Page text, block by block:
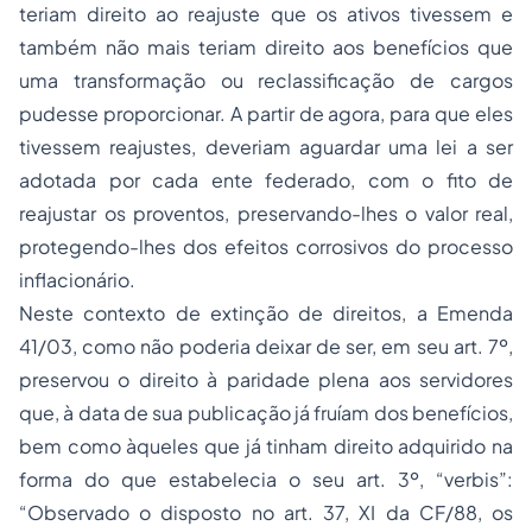
teriam direito ao reajuste que os ativos tivessem e
também não mais teriam direito aos benefícios que
uma transformação ou reclassificação de cargos
pudesse proporcionar. A partir de agora, para que eles
tivessem reajustes, deveriam aguardar uma lei a ser
adotada por cada ente federado, com o fito de
reajustar os proventos, preservando-lhes o valor real,
protegendo-lhes dos efeitos corrosivos do processo
inflacionário.
Neste contexto de extinção de direitos, a Emenda
41/03, como não poderia deixar de ser, em seu art. 7º,
preservou o direito à paridade plena aos servidores
que, à data de sua publicação já fruíam dos benefícios,
bem como àqueles que já tinham direito adquirido na
forma do que estabelecia o seu art. 3º, “verbis”:
“Observado o disposto no art. 37, XI da CF/88, os